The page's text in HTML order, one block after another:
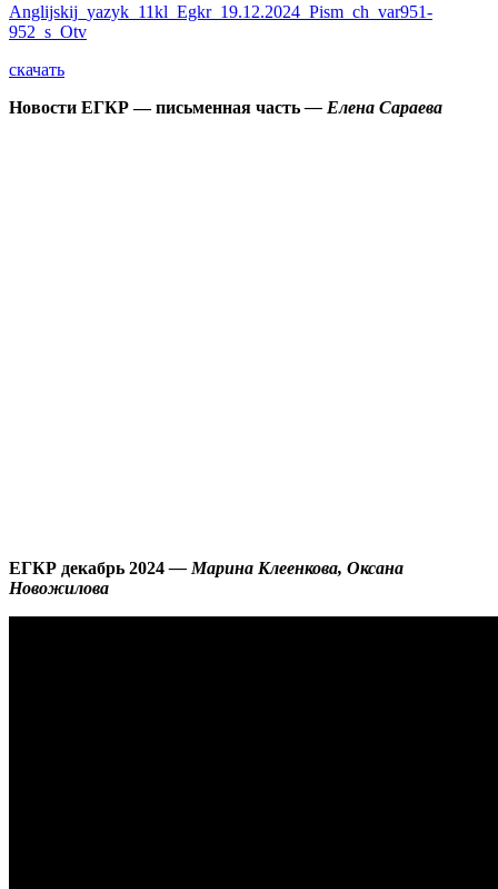
Anglijskij_yazyk_11kl_Egkr_19.12.2024_Pism_ch_var951-
952_s_Otv
скачать
Новости ЕГКР — письменная часть— Елена Сараева
ЕГКР декабрь 2024— Марина Клеенкова, Оксана
Новожилова